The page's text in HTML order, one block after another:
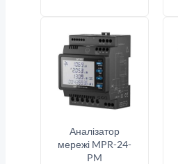
Аналізатор
мережі MPR-24-
PM